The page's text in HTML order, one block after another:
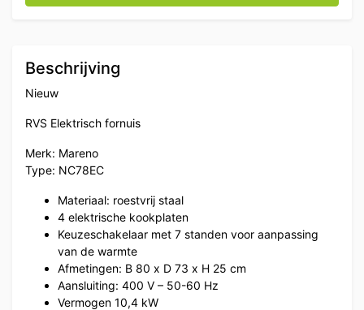
Beschrijving
Nieuw
RVS Elektrisch fornuis
Merk: Mareno
Type: NC78EC
Materiaal: roestvrij staal
4 elektrische kookplaten
Keuzeschakelaar met 7 standen voor aanpassing
van de warmte
Afmetingen: B 80 x D 73 x H 25 cm
Aansluiting: 400 V – 50-60 Hz
Vermogen 10,4 kW